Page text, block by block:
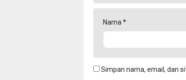
Nama *
Simpan nama, email, dan